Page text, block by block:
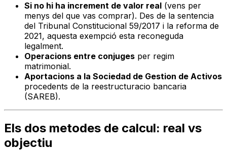
Si no hi ha increment de valor real (vens per
menys del que vas comprar). Des de la sentencia
del Tribunal Constitucional 59/2017 i la reforma de
2021, aquesta exempció esta reconeguda
legalment.
Operacions entre conjuges per regim
matrimonial.
Aportacions a la Sociedad de Gestion de Activos
procedents de la reestructuracio bancaria
(SAREB).
Els dos metodes de calcul: real vs
objectiu